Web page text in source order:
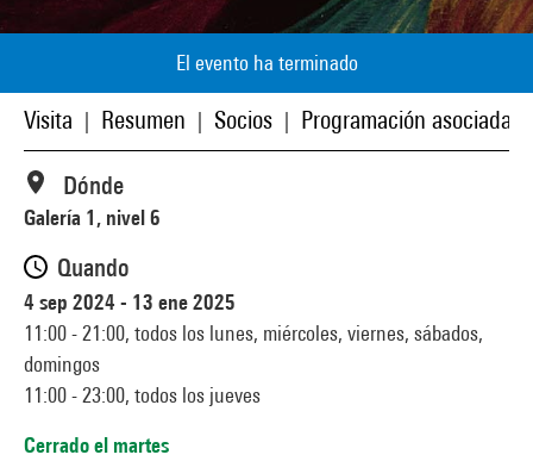
El evento ha terminado
Visita Resumen Socios Programación asociada
Dónde
Galería 1, nivel 6
Quando
4 sep 2024 - 13 ene 2025
11:00 - 21:00, todos los lunes, miércoles, viernes, sábados,
domingos
11:00 - 23:00, todos los jueves
Cerrado el martes